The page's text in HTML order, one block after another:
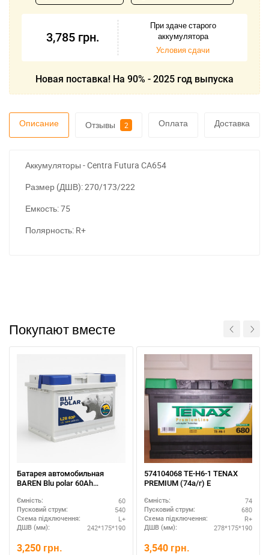
3,785 грн.
При здаче старого
аккумулятора
Условия сдачи
Новая поставка! На 90% - 2025 год выпуска
Описание Отзывы 2 Оплата Доставка
Аккумуляторы - Centra Futura CA654
Размер (ДШВ): 270/173/222
Емкость: 75
Полярность: R+
Покупают вместе
Батарея автомобильная
BAREN Blu polar 60Ah
Ємність: 60
Пусковий струм: 540
Схема підключення: L+
ДШВ (мм): 242*175*190
3,250 грн.
574104068 TE-H6-1 TENAX
PREMIUM (74а/г) E
Ємність: 74
Пусковий струм: 680
Схема підключення: R+
ДШВ (мм): 278*175*190
3,540 грн.
Написати в Telegram